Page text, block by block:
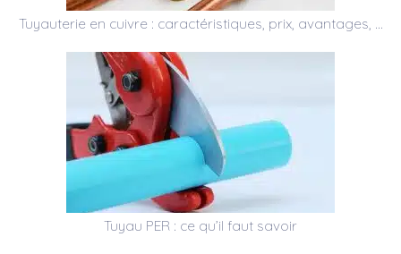
Tuyauterie en cuivre : caractéristiques, prix, avantages, …
Tuyau PER : ce qu’il faut savoir